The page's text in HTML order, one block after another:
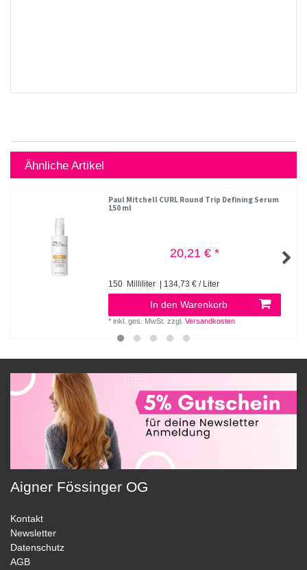
Ähnliche Artikel
Paul Mitchell CURL Round Trip Defining Serum
150 ml
20,21 € *
150 Milliliter | 134,73 € / Liter
In den Warenkorb
*inkl. ges. MwSt. zzgl.Versandkosten
Aigner Fössinger OG
Kontakt
Newsletter
Datenschutz
AGB